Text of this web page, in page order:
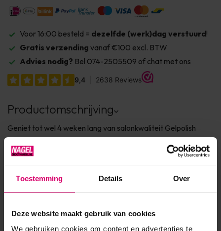
Toestemming Details Over
Deze website maakt gebruik van cookies
We gebruiken cookies om content en advertenties te
Voor 16:00 besteld = dezelfde (werk)dag verstuurd!
Gratis verzending vanaf €100 excl. BTW
Advies nodig? Bel 074-2505509 of chat met ons
Productomschrijving
Geniet tot wel 4 weken lang van salonkwaliteit Gelpolish
nagels met een perfecte dekking. Eenvoudig aan te brengen
als nagellak, maar met de duurzaamheid van gel. ✔ TPO-